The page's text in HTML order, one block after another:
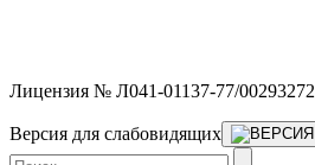
Лицензия № Л041-01137-77/00293272
Версия для слабовидящих